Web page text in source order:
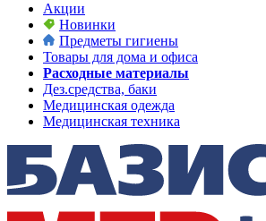
Акции
Новинки
Предметы гигиены
Товары для дома и офиса
Расходные материалы
Дез.средства, баки
Медицинская одежда
Медицинская техника